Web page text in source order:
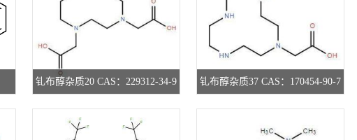
钆布醇杂质20 CAS：229312-34-9
现货供应 高校研究所 先发后付
钆布醇杂质37 CAS：170454-90-7
现货供应 高校研究所 先发后付